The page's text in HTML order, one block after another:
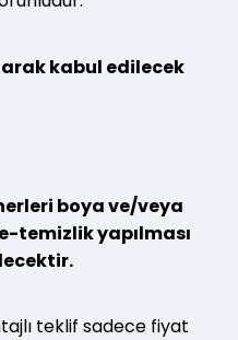
kabul edilecek
boya ve/veya
temizlik yapılması
teklif sadece fiyat